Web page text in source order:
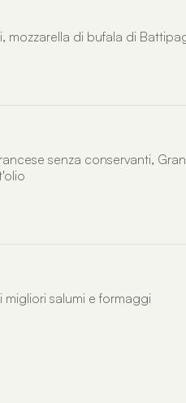
mozzarella di bufala di
senza conservanti,
migliori salumi e formaggi